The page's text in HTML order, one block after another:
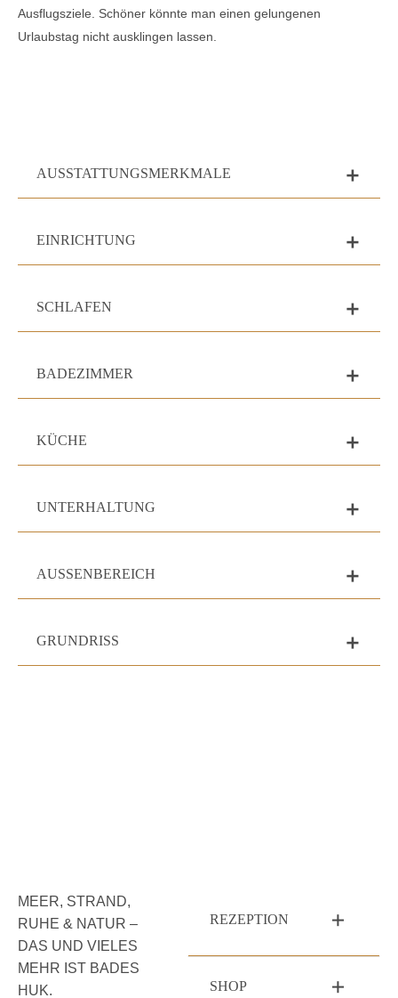
Ausflugsziele. Schöner könnte man einen gelungenen
Urlaubstag nicht ausklingen lassen.
AUSSTATTUNGSMERKMALE add
EINRICHTUNG add
SCHLAFEN add
BADEZIMMER add
KÜCHE add
UNTERHALTUNG add
AUSSENBEREICH add
GRUNDRISS add
MEER, STRAND,
RUHE & NATUR –
DAS UND VIELES
MEHR IST BADES
HUK.
REZEPTION
SHOP